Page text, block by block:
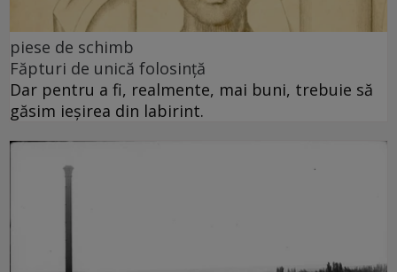
piese de schimb
Făpturi de unică folosință
Dar pentru a fi, realmente, mai buni, trebuie să
găsim ieșirea din labirint.